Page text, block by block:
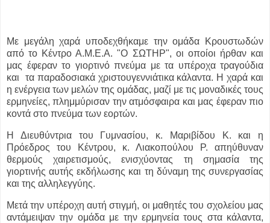
Με μεγάλη χαρά υποδεχθήκαμε την ομάδα Κρουστωδών
από το Κέντρο Α.Μ.Ε.Α. "Ο ΣΩΤΗΡ", οι οποίοι ήρθαν και
μας έφεραν το γιορτινό πνεύμα με τα υπέροχα τραγούδια
και τα παραδοσιακά χριστουγεννιάτικα κάλαντα. Η χαρά και
η ενέργεια των μελών της ομάδας, μαζί με τις μοναδικές τους
ερμηνείες, πλημμύρισαν την ατμόσφαιρα και μας έφεραν πιο
κοντά στο πνεύμα των εορτών.
Η Διευθύντρια του Γυμνασίου, κ. Μαριβίδου Κ. και η
Πρόεδρος του Κέντρου, κ. Λιακοπούλου Ρ. απηύθυναν
θερμούς χαιρετισμούς, ενισχύοντας τη σημασία της
γιορτινής αυτής εκδήλωσης και τη δύναμη της συνεργασίας
και της αλληλεγγύης.
Μετά την υπέροχη αυτή στιγμή, οι μαθητές του σχολείου μας
αντάμειψαν την ομάδα με την ερμηνεία τους στα κάλαντα,